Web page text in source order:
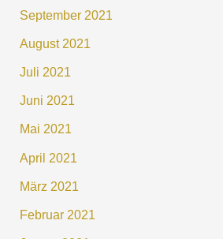
September 2021
August 2021
Juli 2021
Juni 2021
Mai 2021
April 2021
März 2021
Februar 2021